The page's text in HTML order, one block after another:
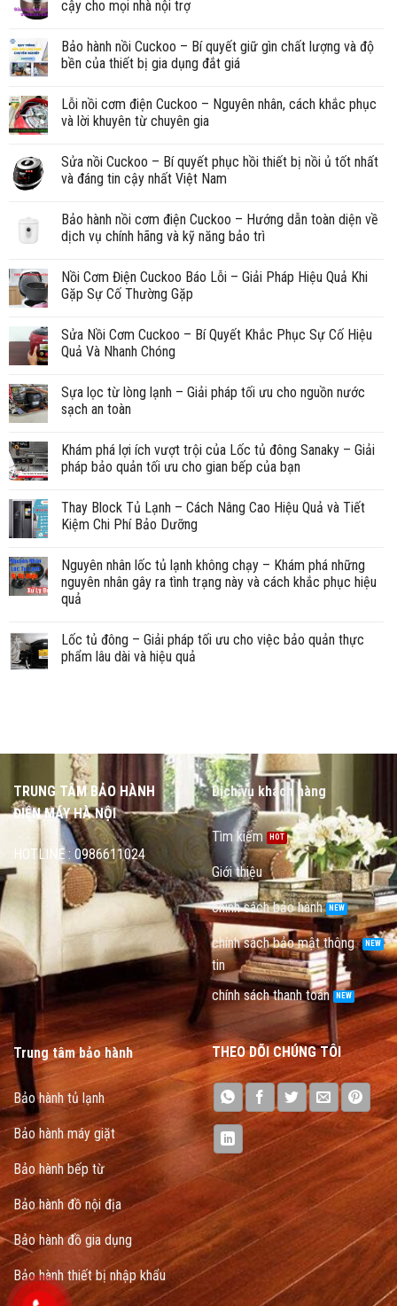
cậy cho mọi nhà nội trợ
Bảo hành nồi Cuckoo – Bí quyết giữ gìn chất lượng và độ
bền của thiết bị gia dụng đắt giá
Lỗi nồi cơm điện Cuckoo – Nguyên nhân, cách khắc phục
và lời khuyên từ chuyên gia
Sửa nồi Cuckoo – Bí quyết phục hồi thiết bị nồi ủ tốt nhất
và đáng tin cậy nhất Việt Nam
Bảo hành nồi cơm điện Cuckoo – Hướng dẫn toàn diện về
dịch vụ chính hãng và kỹ năng bảo trì
Nồi Cơm Điện Cuckoo Báo Lỗi – Giải Pháp Hiệu Quả Khi
Gặp Sự Cố Thường Gặp
Sửa Nồi Cơm Cuckoo – Bí Quyết Khắc Phục Sự Cố Hiệu
Quả Và Nhanh Chóng
Sựa lọc từ lòng lạnh – Giải pháp tối ưu cho nguồn nước
sạch an toàn
Khám phá lợi ích vượt trội của Lốc tủ đông Sanaky – Giải
pháp bảo quản tối ưu cho gian bếp của bạn
Thay Block Tủ Lạnh – Cách Nâng Cao Hiệu Quả và Tiết
Kiệm Chi Phí Bảo Dưỡng
Nguyên nhân lốc tủ lạnh không chạy – Khám phá những
nguyên nhân gây ra tình trạng này và cách khắc phục hiệu
quả
Lốc tủ đông – Giải pháp tối ưu cho việc bảo quản thực
phẩm lâu dài và hiệu quả
TRUNG TÂM BẢO HÀNH
ĐIỆN MÁY HÀ NỘI
HOTLINE : 0986611024
Dịch vụ khách hàng
Tìm kiếm
Giới thiệu
chính sách bảo hành
chính sách bảo mật thông
tin
chính sách thanh toán
Trung tâm bảo hành
Bảo hành tủ lạnh
Bảo hành máy giặt
Bảo hành bếp từ
Bảo hành đồ nội địa
Bảo hành đồ gia dụng
Bảo hành thiết bị nhập khẩu
THEO DÕI CHÚNG TÔI